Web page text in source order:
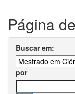
Página
Buscar em:
por